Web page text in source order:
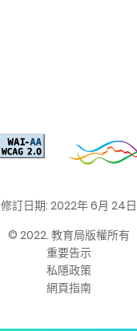
修訂日期: 2022年 6月 24日
© 2022. 教育局版權所有
重要告示
私隱政策
網頁指南